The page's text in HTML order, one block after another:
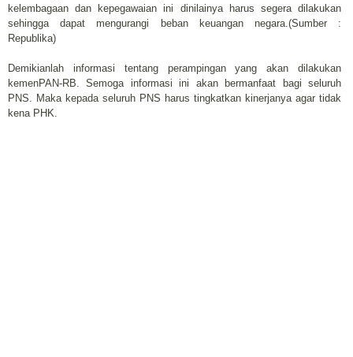
kelembagaan dan kepegawaian ini dinilainya harus segera dilakukan
sehingga dapat mengurangi beban keuangan negara.(Sumber :
Republika)
Demikianlah informasi tentang perampingan yang akan dilakukan
kemenPAN-RB. Semoga informasi ini akan bermanfaat bagi seluruh
PNS. Maka kepada seluruh PNS harus tingkatkan kinerjanya agar tidak
kena PHK.